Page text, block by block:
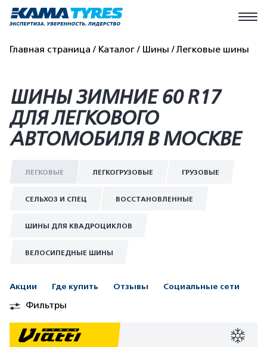
Главная страница Каталог Шины Легковые шины
ШИНЫ ЗИМНИЕ 60 R17
ДЛЯ ЛЕГКОВОГО
АВТОМОБИЛЯ В МОСКВЕ
ЛЕГКОВЫЕ ЛЕГКОГРУЗОВЫЕ ГРУЗОВЫЕ
СЕЛЬХОЗ И СПЕЦ ВОССТАНОВЛЕННЫЕ
ШИНЫ ДЛЯ КВАДРОЦИКЛОВ
ВЕЛОСИПЕДНЫЕ ШИНЫ
Акции Где купить Отзывы Социальные сети
Фильтры